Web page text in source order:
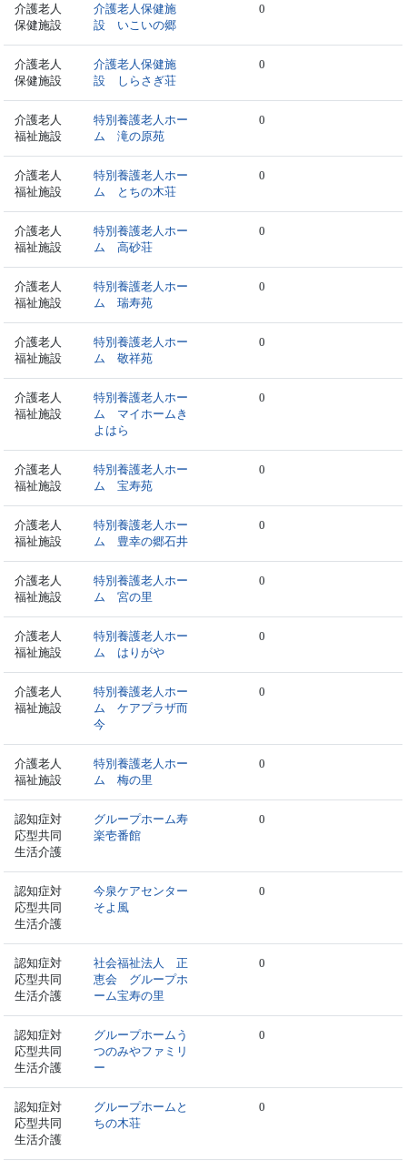
介護老人
保健施設
介護老人保健施
設 いこいの郷
0
介護老人
保健施設
介護老人保健施
設 しらさぎ荘
0
介護老人
福祉施設
特別養護老人ホー
ム 滝の原苑
0
介護老人
福祉施設
特別養護老人ホー
ム とちの木荘
0
介護老人
福祉施設
特別養護老人ホー
ム 高砂荘
0
介護老人
福祉施設
特別養護老人ホー
ム 瑞寿苑
0
介護老人
福祉施設
特別養護老人ホー
ム 敬祥苑
0
介護老人
福祉施設
特別養護老人ホー
ム マイホームき
よはら
0
介護老人
福祉施設
特別養護老人ホー
ム 宝寿苑
0
介護老人
福祉施設
特別養護老人ホー
ム 豊幸の郷石井
0
介護老人
福祉施設
特別養護老人ホー
ム 宮の里
0
介護老人
福祉施設
特別養護老人ホー
ム はりがや
0
介護老人
福祉施設
特別養護老人ホー
ム ケアプラザ而
今
0
介護老人
福祉施設
特別養護老人ホー
ム 梅の里
0
認知症対
応型共同
生活介護
グループホーム寿
楽壱番館
0
認知症対
応型共同
生活介護
今泉ケアセンター
そよ風
0
認知症対
応型共同
生活介護
社会福祉法人 正
恵会 グループホ
ーム宝寿の里
0
認知症対
応型共同
生活介護
グループホームう
つのみやファミリ
ー
0
認知症対
応型共同
生活介護
グループホームと
ちの木荘
0